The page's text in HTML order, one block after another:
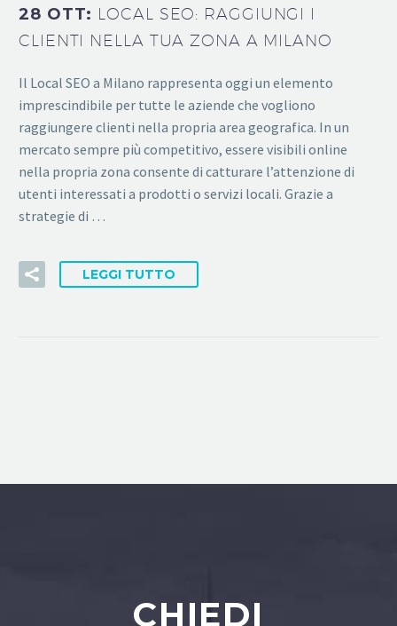
28 OTT: LOCAL SEO: RAGGIUNGI I
CLIENTI NELLA TUA ZONA A MILANO
Il Local SEO a Milano rappresenta oggi un elemento
imprescindibile per tutte le aziende che vogliono
raggiungere clienti nella propria area geografica. In un
mercato sempre più competitivo, essere visibili online
nella propria zona consente di catturare l’attenzione di
utenti interessati a prodotti o servizi locali. Grazie a
strategie di …
LEGGI TUTTO
CHIEDI